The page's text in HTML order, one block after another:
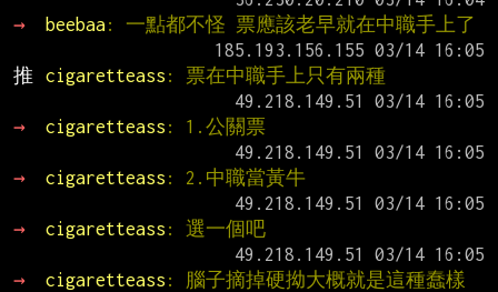
→
beebaa: 一點都不怪 票應該老早就在中職手上了
推
cigaretteass : 票在中職手上只有兩種
→
cigaretteass : 1.公關票
→
cigaretteass : 2.中職當黃牛
→
cigaretteass : 選一個吧
→
cigaretteass : 腦子摘掉硬拗大概就是這種蠢樣